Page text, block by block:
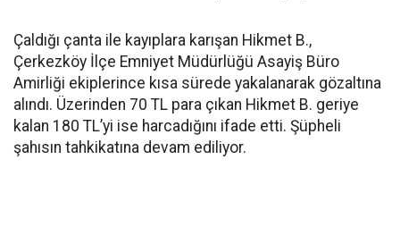
Çaldığı çanta ile kayıplara karışan Hikmet B.,
Çerkezköy İlçe Emniyet Müdürlüğü Asayiş Büro
Amirliği ekiplerince kısa sürede yakalanarak gözaltına
alındı. Üzerinden 70 TL para çıkan Hikmet B. geriye
kalan 180 TL’yi ise harcadığını ifade etti. Şüpheli
şahısın tahkikatına devam ediliyor.